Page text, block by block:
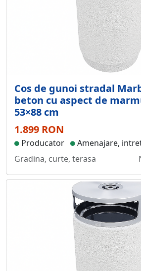
Cos de gunoi stradal
beton cu aspect de
53×88 cm
1.899 RON
Producator
Amenajare,
Gradina, curte, terasa